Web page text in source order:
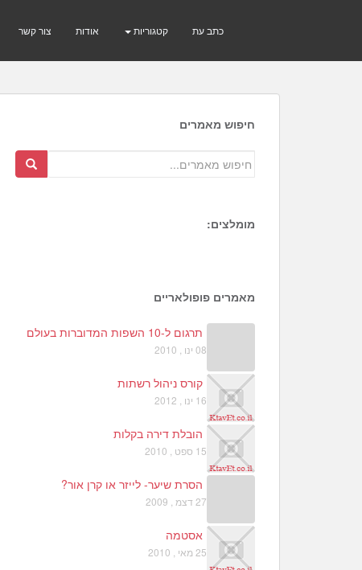
צור קשר אודות קטגוריות כתב עת
חיפוש מאמרים
מומלצים:
3
מאמרים פופולאריים
תרגום ל-10 השפות המדוברות בעולם
08 ינו , 2010
קורס ניהול רשתות
16 ינו , 2012
הובלת דירה בקלות
15 ספט , 2010
הסרת שיער- לייזר או קרן אור?
27 דצמ , 2009
אסטמה
25 מאי , 2010